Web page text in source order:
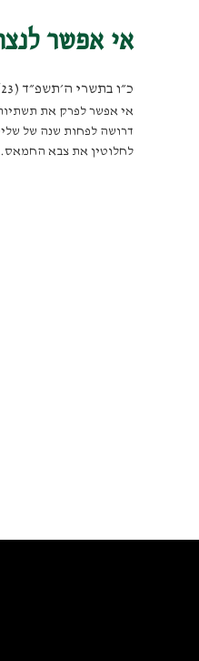
אי אפשר
כ״ו בתשרי ה׳תשפ״ד (11/10/23)
אי אפשר לפרק את
דרושה לפחות שנה של
לחלוטין את צבא החמאס.